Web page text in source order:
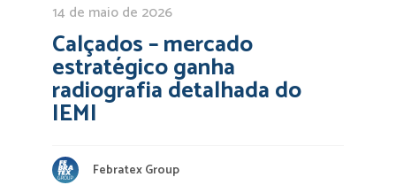
14 de maio de 2026
Calçados – mercado
estratégico ganha
radiografia detalhada do
IEMI
Febratex Group